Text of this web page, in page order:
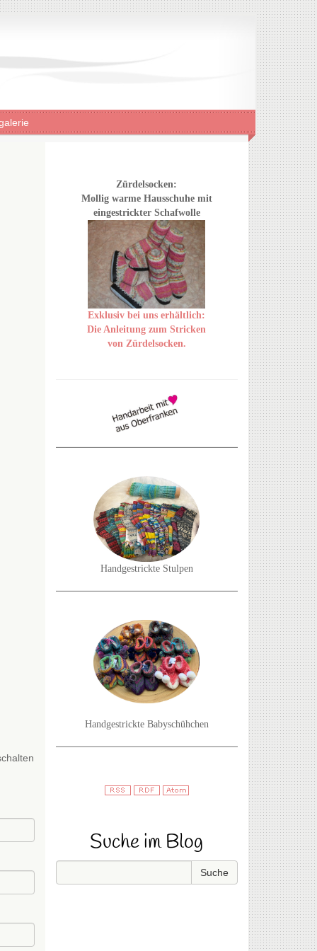
Zürdelsocken:
Mollig warme Hausschuhe mit
eingestrickter Schafwolle
Exklusiv bei uns erhältlich:
Die Anleitung zum Stricken
von Zürdelsocken.
Handgestrickte Stulpen
Handgestrickte Babyschühchen
Suche im Blog